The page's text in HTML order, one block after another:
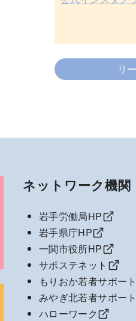
リ
ネットワーク機関
岩手労働局HP
岩手県庁HP
一関市役所HP
サポステネット
もりおか若者サポー
みやぎ北若者サポー
ハローワーク